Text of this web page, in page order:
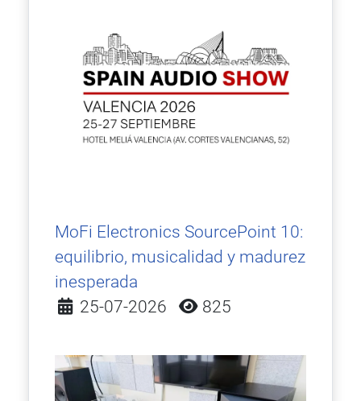
MoFi Electronics SourcePoint 10:
equilibrio, musicalidad y madurez
inesperada
Detalles
25-07-2026 825